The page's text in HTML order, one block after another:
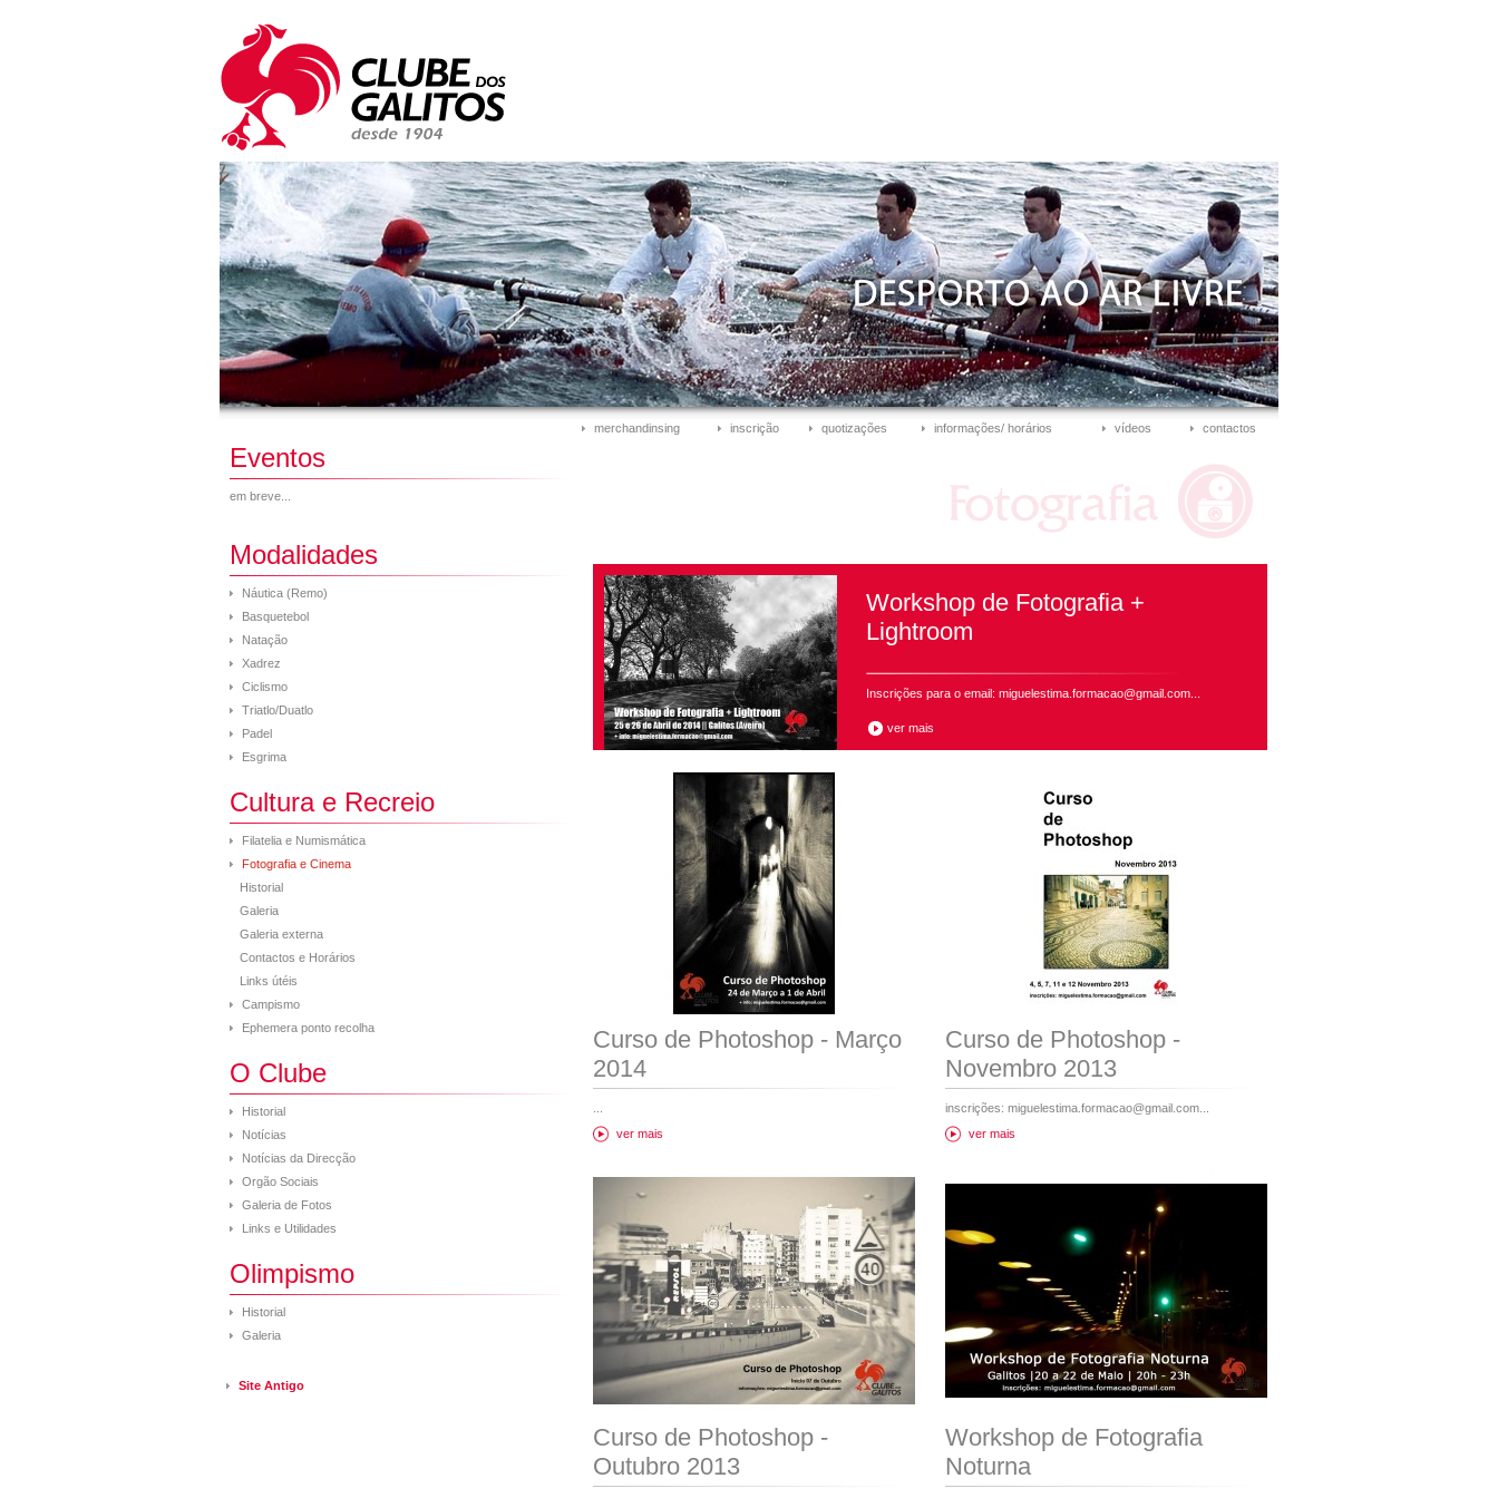
Eventos
em breve...
Modalidades
Náutica (Remo)
Basquetebol
Natação
Xadrez
Ciclismo
Triatlo/Duatlo
Padel
Esgrima
Cultura e Recreio
Filatelia e Numismática
Fotografia e Cinema
Historial
Galeria
Galeria externa
Contactos e Horários
Links útéis
Campismo
Ephemera ponto recolha
O Clube
Historial
Notícias
Notícias da Direcção
Orgão Sociais
Galeria de Fotos
Links e Utilidades
Olimpismo
Historial
Galeria
Site Antigo
merchandinsing inscrição quotizações informações/ horários vídeos contactos
Workshop de Fotografia +
Lightroom
Inscrições para o email: miguelestima.formacao@gmail.com...
ver mais
Curso de Photoshop - Março
2014
ver mais
Curso de Photoshop -
Novembro 2013
inscrições: miguelestima.formacao@gmail.com...
ver mais
Curso de Photoshop -
Outubro 2013
Workshop de Fotografia
Noturna